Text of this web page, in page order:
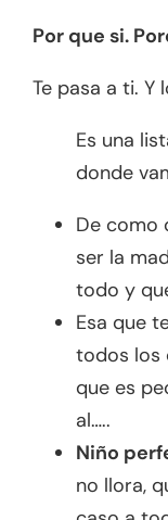
Por que si.
Te pasa a ti. Y
Es una
donde
De como
ser la
todo y
Esa que
todos los
que es
al…..
Niño
no llora,